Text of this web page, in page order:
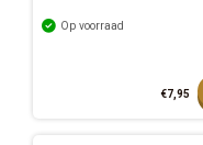
Op voorraad
€7,95